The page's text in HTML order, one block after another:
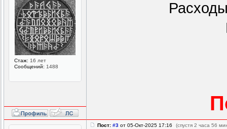
Стаж: 16 лет
Сообщений: 1488
Пост: #3 от 05-Окт-2025 17:16 (спустя 2 часа 56